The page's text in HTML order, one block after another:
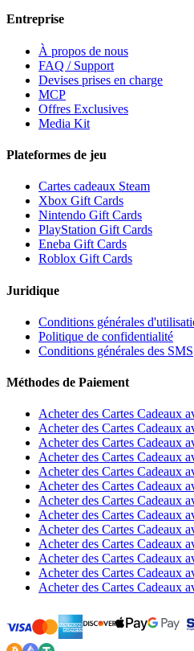
Entreprise
À propos de nous
FAQ / Support
Devises prises en charge
MCP
Offres Exclusives
Media Kit
Plateformes de jeu
Cartes cadeaux Steam
Xbox Gift Cards
Nintendo Gift Cards
PlayStation Gift Cards
Eneba Gift Cards
Roblox Gift Cards
Juridique
Conditions générales
Politique de confidentialité
Conditions générales des SMS
Méthodes de Paiement
Acheter des Cartes Cadeaux
Acheter des Cartes Cadeaux
Acheter des Cartes Cadeaux
Acheter des Cartes Cadeaux
Acheter des Cartes Cadeaux
Acheter des Cartes Cadeaux
Acheter des Cartes Cadeaux
Acheter des Cartes Cadeaux
Acheter des Cartes Cadeaux
Acheter des Cartes Cadeaux
Acheter des Cartes Cadeaux
Acheter des Cartes Cadeaux
Acheter des Cartes Cadeaux